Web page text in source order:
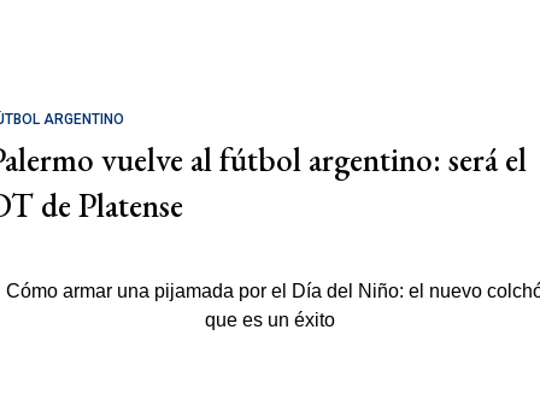
ARGENTINO
vuelve al fútbol argentino: será el
de Platense